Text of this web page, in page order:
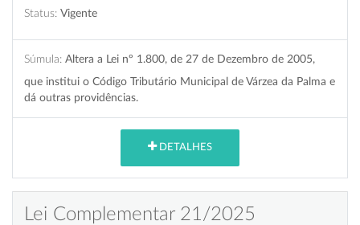
Status: Vigente
Súmula: Altera a Lei nº 1.800, de 27 de Dezembro de 2005,
que institui o Código Tributário Municipal de Várzea da Palma e
dá outras providências.
DETALHES
Lei Complementar 21/2025